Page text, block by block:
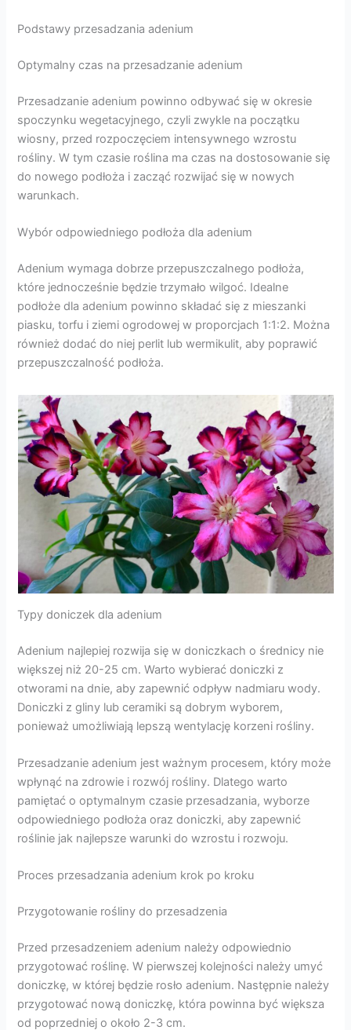
Podstawy przesadzania adenium
Optymalny czas na przesadzanie adenium
Przesadzanie adenium powinno odbywać się w okresie
spoczynku wegetacyjnego, czyli zwykle na początku
wiosny, przed rozpoczęciem intensywnego wzrostu
rośliny. W tym czasie roślina ma czas na dostosowanie się
do nowego podłoża i zacząć rozwijać się w nowych
warunkach.
Wybór odpowiedniego podłoża dla adenium
Adenium wymaga dobrze przepuszczalnego podłoża,
które jednocześnie będzie trzymało wilgoć. Idealne
podłoże dla adenium powinno składać się z mieszanki
piasku, torfu i ziemi ogrodowej w proporcjach 1:1:2. Można
również dodać do niej perlit lub wermikulit, aby poprawić
przepuszczalność podłoża.
Typy doniczek dla adenium
Adenium najlepiej rozwija się w doniczkach o średnicy nie
większej niż 20-25 cm. Warto wybierać doniczki z
otworami na dnie, aby zapewnić odpływ nadmiaru wody.
Doniczki z gliny lub ceramiki są dobrym wyborem,
ponieważ umożliwiają lepszą wentylację korzeni rośliny.
Przesadzanie adenium jest ważnym procesem, który może
wpłynąć na zdrowie i rozwój rośliny. Dlatego warto
pamiętać o optymalnym czasie przesadzania, wyborze
odpowiedniego podłoża oraz doniczki, aby zapewnić
roślinie jak najlepsze warunki do wzrostu i rozwoju.
Proces przesadzania adenium krok po kroku
Przygotowanie rośliny do przesadzenia
Przed przesadzeniem adenium należy odpowiednio
przygotować roślinę. W pierwszej kolejności należy umyć
doniczkę, w której będzie rosło adenium. Następnie należy
przygotować nową doniczkę, która powinna być większa
od poprzedniej o około 2-3 cm.